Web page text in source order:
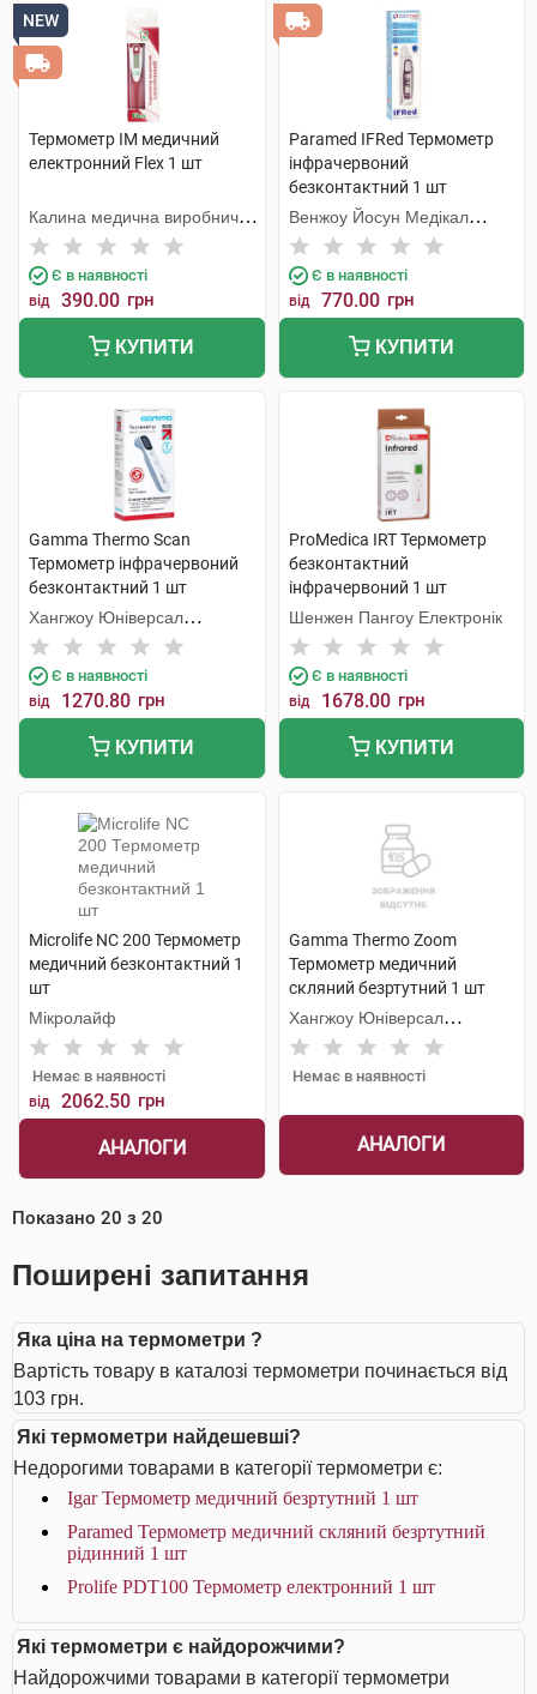
NEW
Термометр IM медичний
електронний Flex 1 шт
Калина медична виробнича
компанія
Є в наявності
від 390.00 грн
КУПИТИ
Paramed IFRed Термометр
інфрачервоний
безконтактний 1 шт
Венжоу Йосун Медікал
Технолоджі
Є в наявності
від 770.00 грн
КУПИТИ
Gamma Thermo Scan
Термометр інфрачервоний
безконтактний 1 шт
Хангжоу Юніверсал
Електронік
Є в наявності
від 1270.80 грн
КУПИТИ
ProMedica IRT Термометр
безконтактний
інфрачервоний 1 шт
Шенжен Пангоу Електронік
Є в наявності
від 1678.00 грн
КУПИТИ
Microlife NC 200 Термометр
медичний безконтактний 1
шт
Мікролайф
Немає в наявності
від 2062.50 грн
АНАЛОГИ
Gamma Thermo Zoom
Термометр медичний
скляний безртутний 1 шт
Хангжоу Юніверсал
Електронік
Немає в наявності
АНАЛОГИ
Показано 20 з 20
Поширені запитання
Яка ціна на термометри ?
Вартість товару в каталозі термометри починається від
103 грн.
Які термометри найдешевші?
Недорогими товарами в категорії термометри є:
Igar Термометр медичний безртутний 1 шт
Paramed Термометр медичний скляний безртутний
рідинний 1 шт
Prolife PDT100 Термометр електронний 1 шт
Які термометри є найдорожчими?
Найдорожчими товарами в категорії термометри